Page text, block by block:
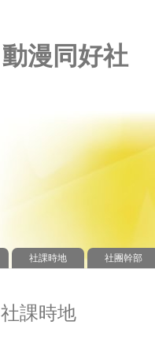
動漫同好社
社課時地 社團幹部
社課時地